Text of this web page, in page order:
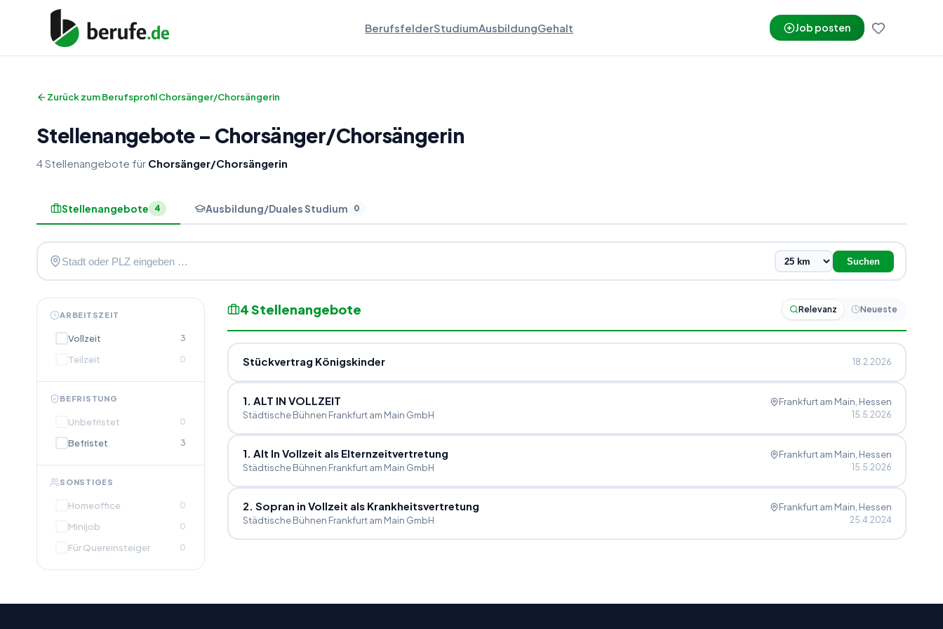
BerufsfelderStudiumAusbildungGehalt Job posten
Zurück zum BerufsprofilChorsänger/Chorsängerin
Stellenangebote– Chorsänger/Chorsängerin
4Stellenangebote für Chorsänger/Chorsängerin
Stellenangebote 4 Ausbildung/Duales Studium 0
Suchen
ARBEITSZEIT
Vollzeit 3
Teilzeit 0
BEFRISTUNG
Unbefristet 0
Befristet 3
SONSTIGES
Homeoffice 0
Minijob 0
Für Quereinsteiger 0
4Stellenangebote Relevanz Neueste
Stückvertrag Königskinder 18.2.2026
1. ALT IN VOLLZEIT
Städtische Bühnen Frankfurt am Main GmbH
Frankfurt am Main , Hessen
15.5.2026
1. Alt In Vollzeit als Elternzeitvertretung
Städtische Bühnen Frankfurt am Main GmbH
Frankfurt am Main , Hessen
15.5.2026
2. Sopran in Vollzeit als Krankheitsvertretung
Städtische Bühnen Frankfurt am Main GmbH
Frankfurt am Main , Hessen
25.4.2024